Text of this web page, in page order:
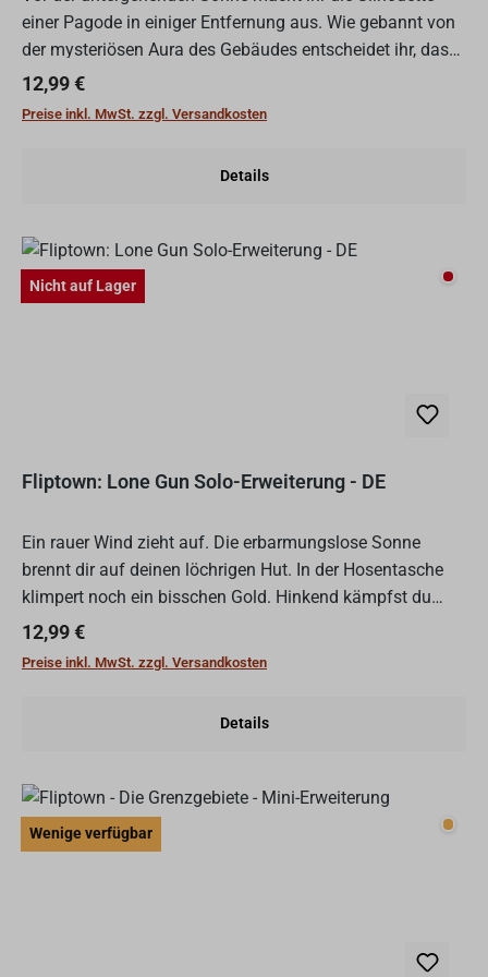
einer Pagode in einiger Entfernung aus. Wie gebannt von
der mysteriösen Aura des Gebäudes entscheidet ihr, das
Innere zu erkunden. Doch plötzlich hört ihr ein Lache...
Regulärer Preis:
12,99 €
Preise inkl. MwSt. zzgl. Versandkosten
Details
Nicht auf Lager Nicht
Fliptown: Lone Gun Solo-Erweiterung - DE
Ein rauer Wind zieht auf. Die erbarmungslose Sonne
brennt dir auf deinen löchrigen Hut. In der Hosentasche
klimpert noch ein bisschen Gold. Hinkend kämpfst du
dich den steinigen Pfad entlang - ein scheinbar endloser,...
Regulärer Preis:
12,99 €
Preise inkl. MwSt. zzgl. Versandkosten
Details
Wenige verfügbar